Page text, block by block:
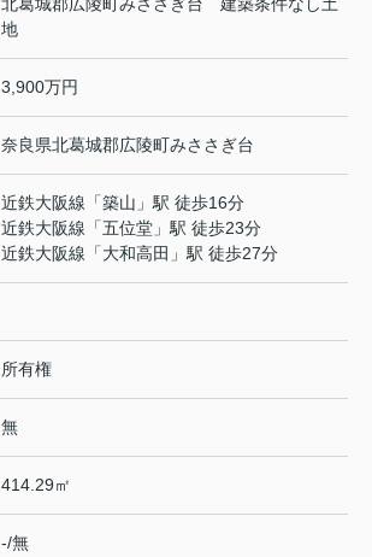
地
3,900万円
奈良県北葛城郡広陵町みささぎ台
近鉄大阪線 「築山 」駅 徒歩16分
近鉄大阪線 「五位堂 」駅 徒歩23分
近鉄大阪線 「大和高田 」駅 徒歩27分
所有権
無
414.29㎡
-/無